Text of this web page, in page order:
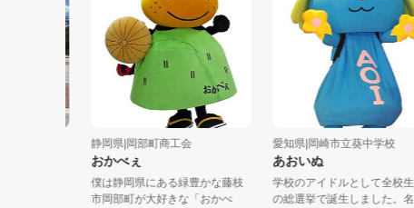
静岡県|岡部町商工会
おかべぇ
僕は静岡県にある緑豊かな藤枝
市岡部町が大好きな「おかべ
愛知県|岡崎市立葵中学校
あおいぬ
学校のアイドルとして全校生徒
の総選挙で誕生しました。名前